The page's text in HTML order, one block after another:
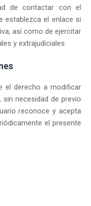
de contactar con el
establezca el enlace si
así como de ejercitar
y extrajudiciales.
el derecho a modificar
necesidad de previo
reconoce y acepta
el presente